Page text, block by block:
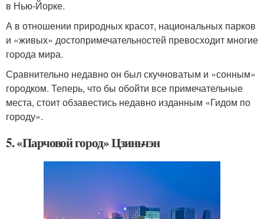
в Нью-Йорке.
А в отношении природных красот, национальных парков
и «живых» достопримечательностей превосходит многие
города мира.
Сравнительно недавно он был скучноватым и «сонным»
городком. Теперь, что бы обойти все примечательные
места, стоит обзавестись недавно изданным «Гидом по
городу».
5. «Парчовой город» Цзиньчэн